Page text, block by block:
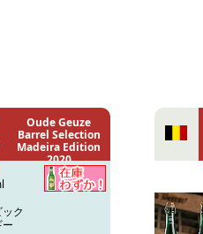
Oude Geuze
Barrel Selection
Madeira Edition
2020
ク